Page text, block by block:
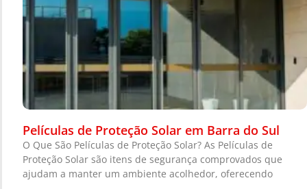
Películas de Proteção Solar em Barra do Sul
O Que São Películas de Proteção Solar? As Películas de
Proteção Solar são itens de segurança comprovados que
ajudam a manter um ambiente acolhedor, oferecendo